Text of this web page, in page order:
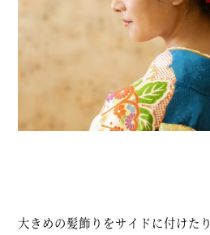
大きめの髪飾りをサイドに付けたり